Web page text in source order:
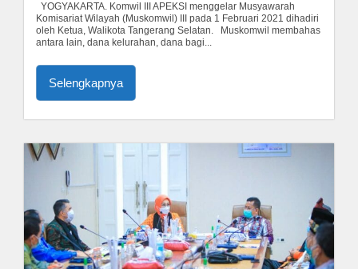
YOGYAKARTA. Komwil III APEKSI menggelar Musyawarah
Komisariat Wilayah (Muskomwil) III pada 1 Februari 2021 dihadiri
oleh Ketua, Walikota Tangerang Selatan. Muskomwil membahas
antara lain, dana kelurahan, dana bagi...
Selengkapnya